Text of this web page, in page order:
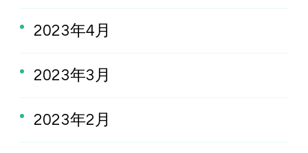
2023年4月
2023年3月
2023年2月